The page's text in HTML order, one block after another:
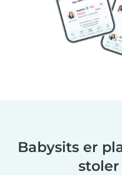
Babysits er
stoler